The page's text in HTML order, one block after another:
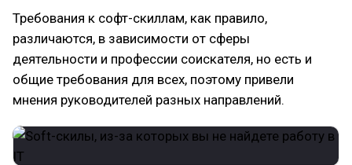
Требования к софт-скиллам, как правило,
различаются, в зависимости от сферы
деятельности и профессии соискателя, но есть и
общие требования для всех, поэтому привели
мнения руководителей разных направлений.